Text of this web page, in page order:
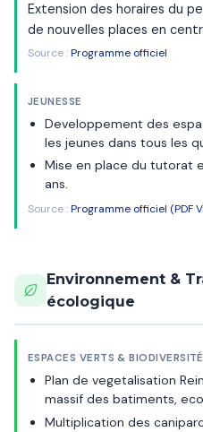
Extension des horaires du
de nouvelles places en
Source :Programme officiel
JEUNESSE
Developpement des
les jeunes dans tous les
Mise en place du tutorat
ans.
Source :Programme officiel (PDF
Environnement &
écologique
ESPACES VERTS & BIODIVERSITÉ
Plan de vegetalisation
massif des batiments,
Multiplication des